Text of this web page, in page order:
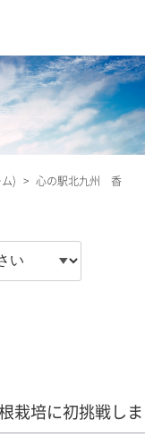
) > 心の駅北九州 香
培に初挑戦し